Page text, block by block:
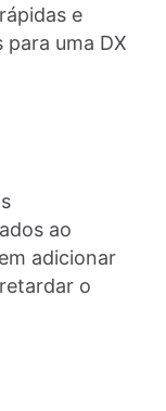
e
para uma DX
ao
adicionar
o